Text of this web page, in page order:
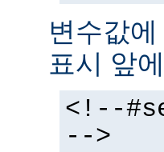
변수값
표시 앞
<!--
-->